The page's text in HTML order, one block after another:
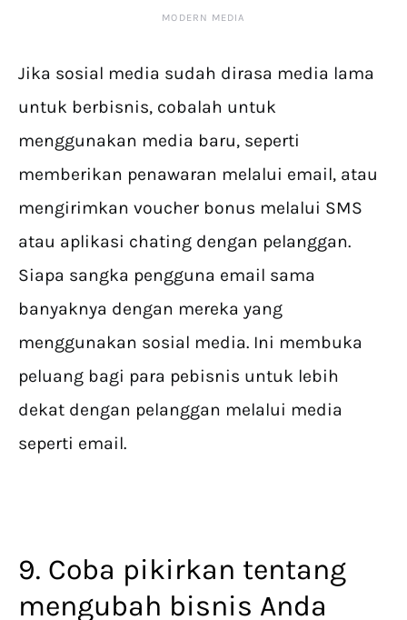
MODERN MEDIA
Jika sosial media sudah dirasa media lama
untuk berbisnis, cobalah untuk
menggunakan media baru, seperti
memberikan penawaran melalui email, atau
mengirimkan voucher bonus melalui SMS
atau aplikasi chating dengan pelanggan.
Siapa sangka pengguna email sama
banyaknya dengan mereka yang
menggunakan sosial media. Ini membuka
peluang bagi para pebisnis untuk lebih
dekat dengan pelanggan melalui media
seperti email.
9. Coba pikirkan tentang
mengubah bisnis Anda